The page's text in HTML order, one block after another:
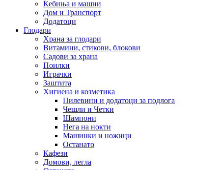
Ќебиња и машни
Дом и Транспорт
Додатоци
Глодари
Храна за глодари
Витамини, стикови, блокови
Садови за храна
Поилки
Играчки
Заштита
Хигиена и козметика
Пилевини и додатоци за подлога
Чешли и Четки
Шампони
Нега на нокти
Машинки и ножици
Останато
Кафези
Домови, легла